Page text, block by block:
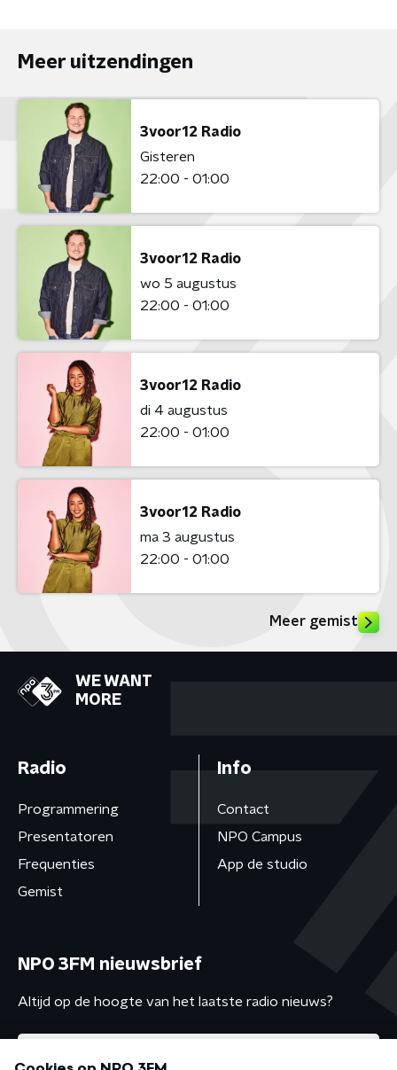
Meer uitzendingen
3voor12 Radio
Gisteren
22:00 - 01:00
3voor12 Radio
wo 5 augustus
22:00 - 01:00
3voor12 Radio
di 4 augustus
22:00 - 01:00
3voor12 Radio
ma 3 augustus
22:00 - 01:00
Meer gemist
WE WANT
MORE
Radio
Programmering
Presentatoren
Frequenties
Gemist
Info
Contact
NPO Campus
App de studio
NPO 3FM nieuwsbrief
Altijd op de hoogte van het laatste radio nieuws?